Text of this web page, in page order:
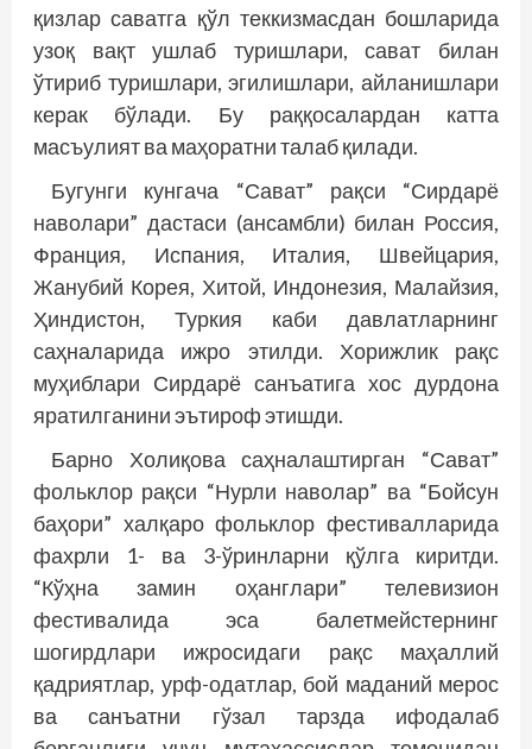
қизлар саватга қўл теккизмасдан бошларида
узоқ вақт ушлаб туришлари, сават билан
ўтириб туришлари, эгилишлари, айланишлари
керак бўлади. Бу раққосалардан катта
масъулият ва маҳоратни талаб қилади.
Бугунги кунгача “Сават” рақси “Сирдарё
наволари” дастаси (ансамбли) билан Россия,
Франция, Испания, Италия, Швейцария,
Жанубий Корея, Хитой, Индонезия, Малайзия,
Ҳиндистон, Туркия каби давлатларнинг
саҳналарида ижро этилди. Хорижлик рақс
муҳиблари Сирдарё санъатига хос дурдона
яратилганини эътироф этишди.
Барно Холиқова саҳналаштирган “Сават”
фольклор рақси “Нурли наволар” ва “Бойсун
баҳори” халқаро фольклор фестивалларида
фахрли 1- ва 3-ўринларни қўлга киритди.
“Кўҳна замин оҳанглари” телевизион
фестивалида эса балетмейстернинг
шогирдлари ижросидаги рақс маҳаллий
қадриятлар, урф-одатлар, бой маданий мерос
ва санъатни гўзал тарзда ифодалаб